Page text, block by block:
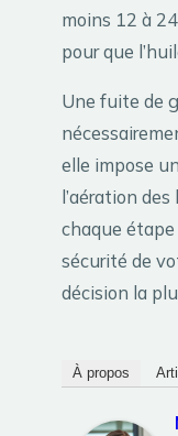
moins 12 à
pour que
Une fuite de
elle impose
l’aération
chaque
sécurité de
décision la
À propos